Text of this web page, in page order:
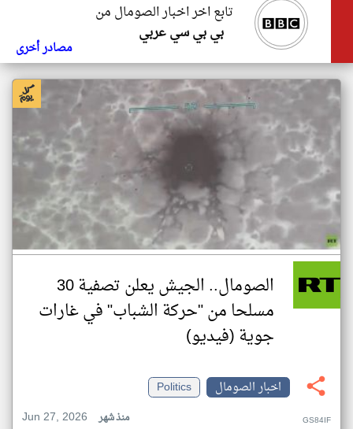
تابع اخر اخبار الصومال من
بي بي سي عربي
مصادر أخرى
الصومال.. الجيش يعلن تصفية 30
مسلحا من "حركة الشباب" في غارات
جوية (فيديو)
اخبار الصومال
Politics
Jun 27, 2026
منذ شهر GS84IF